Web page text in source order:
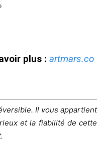
plus : artmars.co
Il vous appartient
et la fiabilité de cette